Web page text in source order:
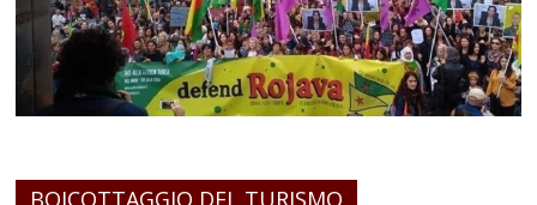
BOICOTTAGGIO DEL TURISMO